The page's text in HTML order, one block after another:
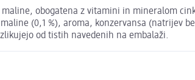
maline, obogatena z vitamini in mineralom
(0,1 %), aroma, konzervansa (natrijev
od tistih navedenih na embalaži.